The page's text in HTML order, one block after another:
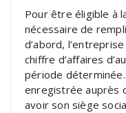
Pour être éligible à
nécessaire de
d’abord,
chiffre d’affaires
période
enregistrée auprès
avoir son siège